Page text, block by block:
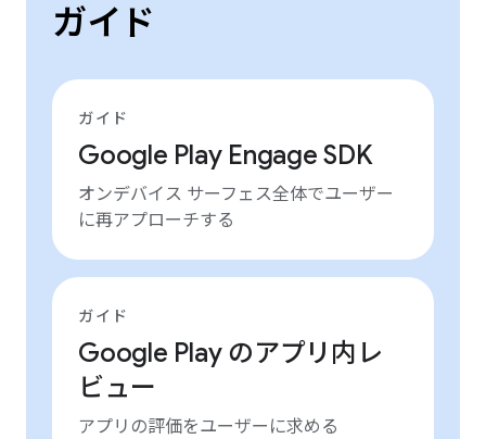
ガイド
ガイド
Google Play Engage SDK
オンデバイス サーフェス全体でユーザー
に再アプローチする
ガイド
Google Play のアプリ内レ
ビュー
アプリの評価をユーザーに求める